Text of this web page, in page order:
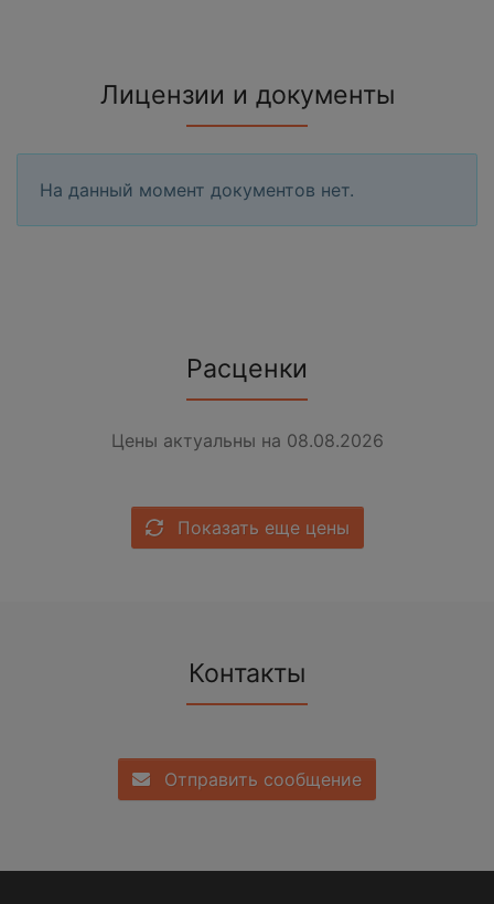
Лицензии и документы
На данный момент документов нет.
Расценки
Цены актуальны на 08.08.2026
Показать еще цены
Контакты
Отправить сообщение